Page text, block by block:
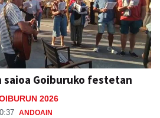
Goiburuko festetan
2026
ANDOAIN